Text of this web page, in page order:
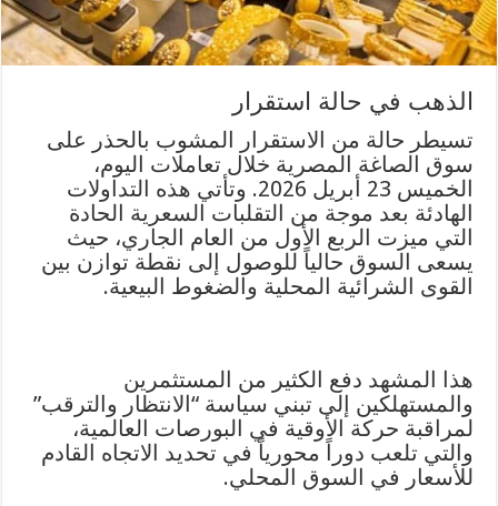
الذهب في حالة استقرار
تسيطر حالة من الاستقرار المشوب بالحذر على
سوق الصاغة المصرية خلال تعاملات اليوم،
الخميس 23 أبريل 2026. وتأتي هذه التداولات
الهادئة بعد موجة من التقلبات السعرية الحادة
التي ميزت الربع الأول من العام الجاري، حيث
يسعى السوق حالياً للوصول إلى نقطة توازن بين
القوى الشرائية المحلية والضغوط البيعية.
هذا المشهد دفع الكثير من المستثمرين
والمستهلكين إلى تبني سياسة “الانتظار والترقب”
لمراقبة حركة الأوقية في البورصات العالمية،
والتي تلعب دوراً محورياً في تحديد الاتجاه القادم
للأسعار في السوق المحلي.